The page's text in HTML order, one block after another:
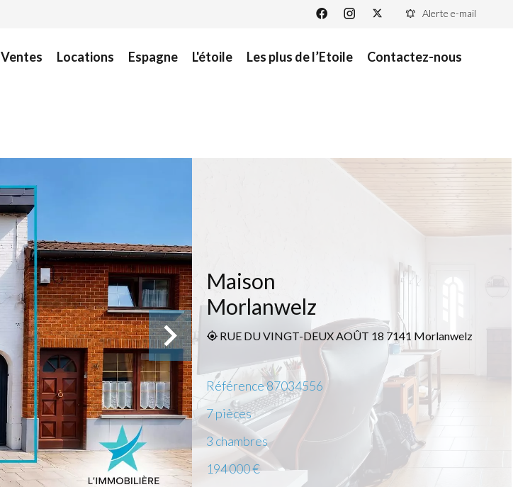
Alerte e-mail
Ventes Locations Espagne L'étoile Les plus de l’Etoile Contactez-nous
Maison
Morlanwelz
RUE DU VINGT-DEUX AOÛT 18 7141 Morlanwelz
Référence87034556
7 pièces
3 chambres
194 000 €